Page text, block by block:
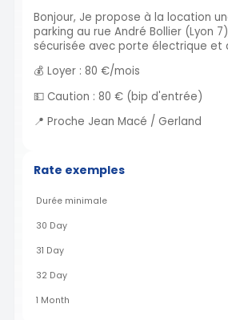
Bonjour, Je propose à la location
parking au rue André Bollier (Lyon
sécurisée avec porte électrique et
💰 Loyer : 80 €/mois
💵 Caution : 80 € (bip d'entrée)
📍 Proche Jean Macé / Gerland
Rate exemples
Durée minimale
30 Day
31 Day
32 Day
1 Month